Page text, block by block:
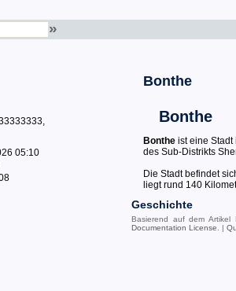
»
05:10
Bonthe
Bonthe
Bonthe ist eine Stadt
des Sub-Distrikts
Die Stadt befindet
liegt rund 140
Geschichte
Basierend auf dem Artikel
Documentation License . |